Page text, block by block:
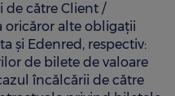
de către Client /
oricăror alte obligații
și Edenred, respectiv:
de bilete de valoare
încălcării de către